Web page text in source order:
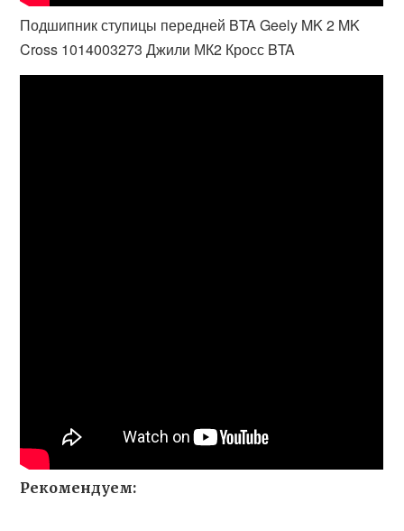
Подшипник ступицы передней BTA Geely MK 2 MK
Cross 1014003273 Джили МК2 Кросс BTA
Рекомендуем: